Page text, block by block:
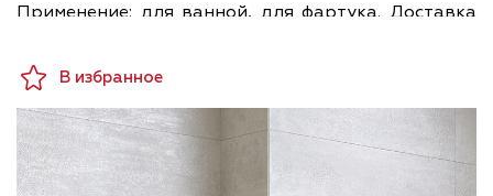
Применение: для ванной, для фартука. Доставка
своему помещению в 3D можно прямо на сайте —
бесплатно.
В избранное